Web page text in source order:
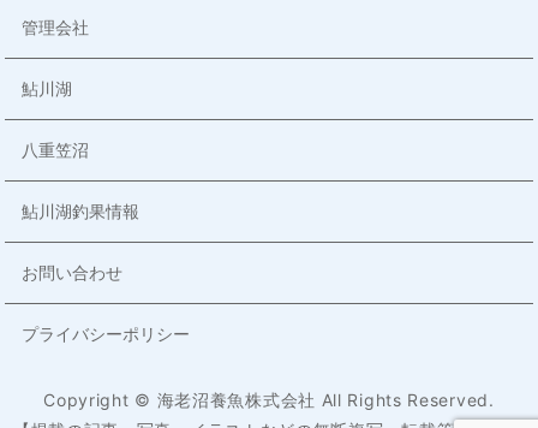
管理会社
鮎川湖
八重笠沼
鮎川湖釣果情報
お問い合わせ
プライバシーポリシー
Copyright © 海老沼養魚株式会社 All Rights Reserved.